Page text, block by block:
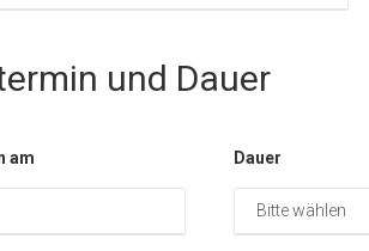
und Dauer
am Dauer